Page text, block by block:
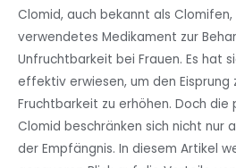
Clomid, auch bekannt als
verwendetes Medikament zur
Unfruchtbarkeit bei Frauen. Es hat
effektiv erwiesen, um den Eisprung
Fruchtbarkeit zu erhöhen. Doch
Clomid beschränken sich nicht nur
der Empfängnis. In diesem Artikel